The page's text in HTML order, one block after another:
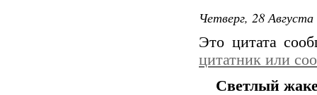
Четверг, 28
Это цитата
цитатник или
Светлый